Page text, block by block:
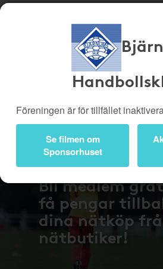
Köp genom denna sida stöttar
Butiker
Bli medlem
Föreningen är för tillfället
Se filmen om
Sponsorhuset
Bli medlem
få pengar
dina nätköp
nätbutiker!